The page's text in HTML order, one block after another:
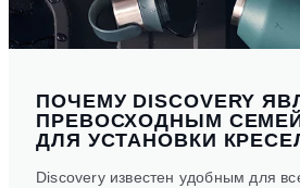
ПОЧЕМУ DISCOVERY
ПРЕВОСХОДНЫМ
ДЛЯ УСТАНОВКИ
Discovery известен удобным для